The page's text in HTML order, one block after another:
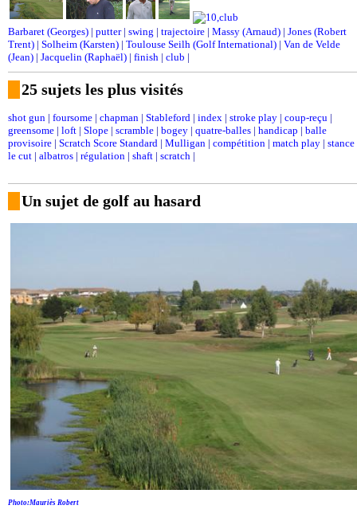
Barbaret (Georges) | putter | swing | trajectoire | Massy (Arnaud) | Jones (Robert
Trent) | Solheim (Karsten) | Toulouse Seilh (Golf International) | Van de Velde
(Jean) | Jacquelin (Raphaël) | finish | club |
25 sujets les plus visités
shot gun | foursome | chapman | Stableford | index | stroke play | coup-reçu |
greensome | loft | Slope | scramble | bogey | quatre-balles | handicap | balle
provisoire | Scratch Score Standard | Mulligan | compétition | match play | stance
le cut | albatros | régulation | shaft | scratch |
Un sujet de golf au hasard
Photo:Mauriès Robert